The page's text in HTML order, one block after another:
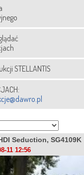
STELLANTIS
Seduction, SG4109K
11 12:56